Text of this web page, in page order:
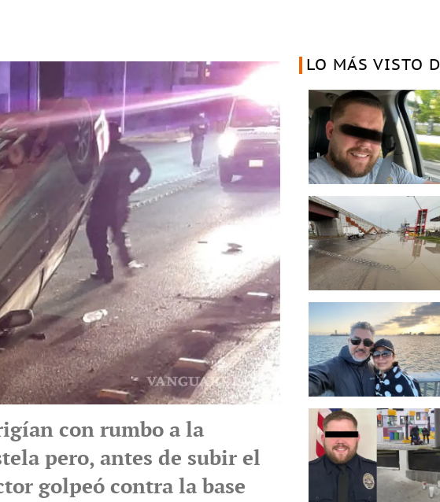
con rumbo a la
pero, antes de subir el
golpeó contra la base
LO MÁS VISTO